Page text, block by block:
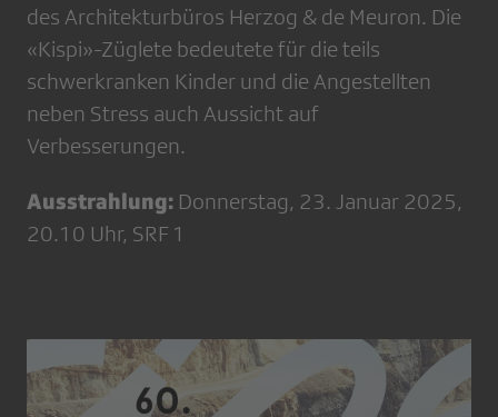
des Architekturbüros Herzog & de Meuron. Die
«Kispi»-Züglete bedeutete für die teils
schwerkranken Kinder und die Angestellten
neben Stress auch Aussicht auf
Verbesserungen.
Ausstrahlung: Donnerstag, 23. Januar 2025,
20.10 Uhr, SRF 1